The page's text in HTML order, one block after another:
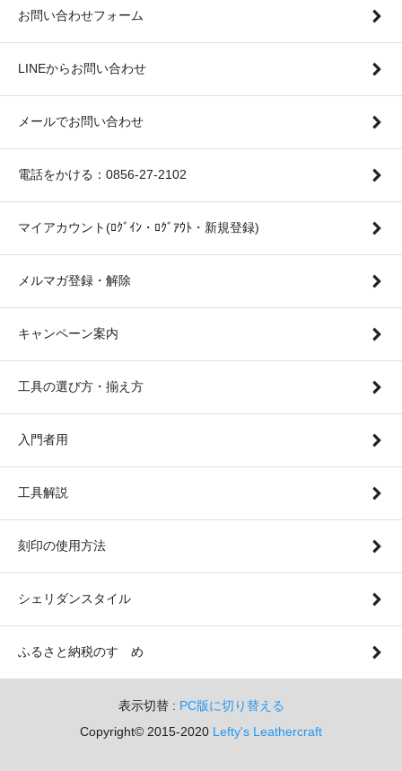
お問い合わせフォーム
LINEからお問い合わせ
メールでお問い合わせ
電話をかける：0856-27-2102
マイアカウント(ﾛｸﾞｲﾝ・ﾛｸﾞｱｳﾄ・新規登録)
メルマガ登録・解除
キャンペーン案内
工具の選び方・揃え方
入門者用
工具解説
刻印の使用方法
シェリダンスタイル
ふるさと納税のすゝめ
表示切替 : PC版に切り替える
Copyright© 2015-2020 Lefty's Leathercraft